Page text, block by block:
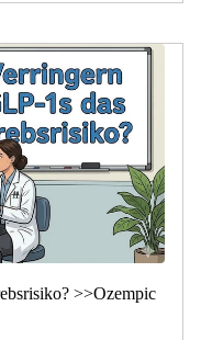
>>Ozempic